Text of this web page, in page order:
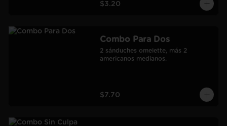
$3.20
Combo Para Dos
2 sánduches omelette, más 2
americanos medianos.
$7.70